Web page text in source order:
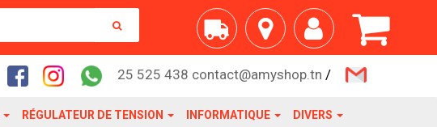
25 525 438 contact@amyshop.tn /
RÉGULATEUR DE TENSION INFORMATIQUE DIVERS